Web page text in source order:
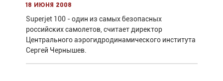
18 июня 2008
Superjet 100 - один из самых безопасных
российских самолетов, считает директор
Центрального аэрогидродинамического института
Сергей Чернышев.